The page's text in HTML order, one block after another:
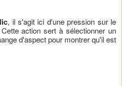
, il s'agit ici d'une pression sur le
action sert à sélectionner un
d'aspect pour montrer qu'il est